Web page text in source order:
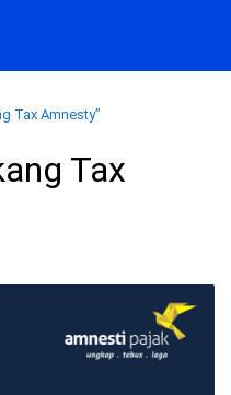
Tax Amnesty”
Tax